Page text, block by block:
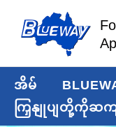
အိမ်
ကြှနျုပျတို့ကိုဆက